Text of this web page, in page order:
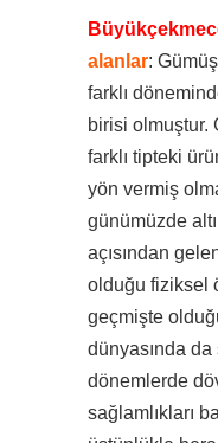
alanlar:
farklı
birisi olmuştur.
farklı tipteki
yön vermiş
günümüzde
açısından
olduğu fiziksel
geçmişte
dünyasında da
dönemlerde
sağlamlıkları